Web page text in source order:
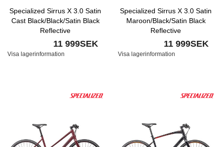
Specialized Sirrus X 3.0 Satin
Cast Black/Black/Satin Black
Reflective
11 999SEK
Visa lagerinformation
Specialized Sirrus X 3.0 Satin
Maroon/Black/Satin Black
Reflective
11 999SEK
Visa lagerinformation